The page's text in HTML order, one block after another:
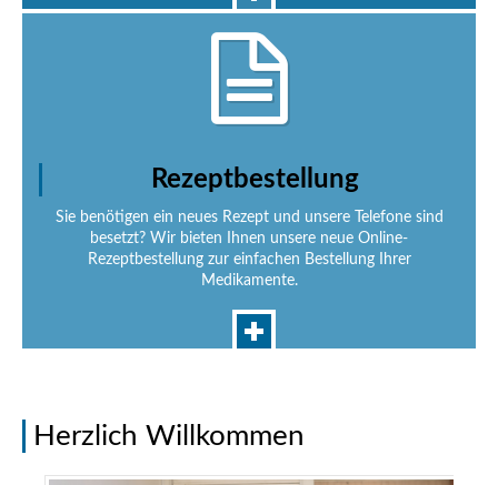
Rezeptbestellung
Sie benötigen ein neues Rezept und unsere Telefone sind
besetzt? Wir bieten Ihnen unsere neue Online-
Rezeptbestellung zur einfachen Bestellung Ihrer
Medikamente.
Herzlich Willkommen